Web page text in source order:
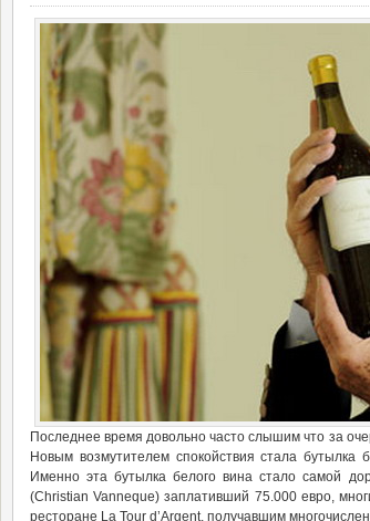
Последнее время довольно часто слышим что за
Новым возмутителем спокойствия стала бутылка
Именно эта бутылка белого вина стало самой
(Christian Vanneque) заплативший 75.000 евро,
ресторане La Tour d’Argent, получавшим